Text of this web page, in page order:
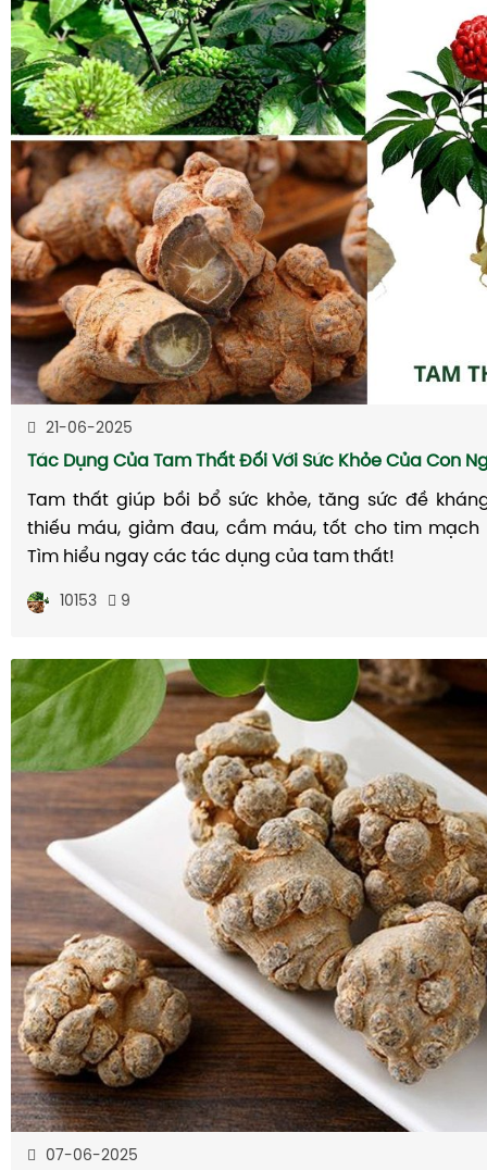
21-06-2025
Tác Dụng Của Tam Thất Đối Với Sức Khỏe Của Con
Tam thất giúp bồi bổ sức khỏe, tăng sức đề
thiếu máu, giảm đau, cầm máu, tốt cho tim
Tìm hiểu ngay các tác dụng của tam thất!
10153 9
07-06-2025